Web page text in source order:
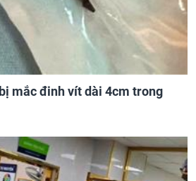
mắc đinh vít dài 4cm trong